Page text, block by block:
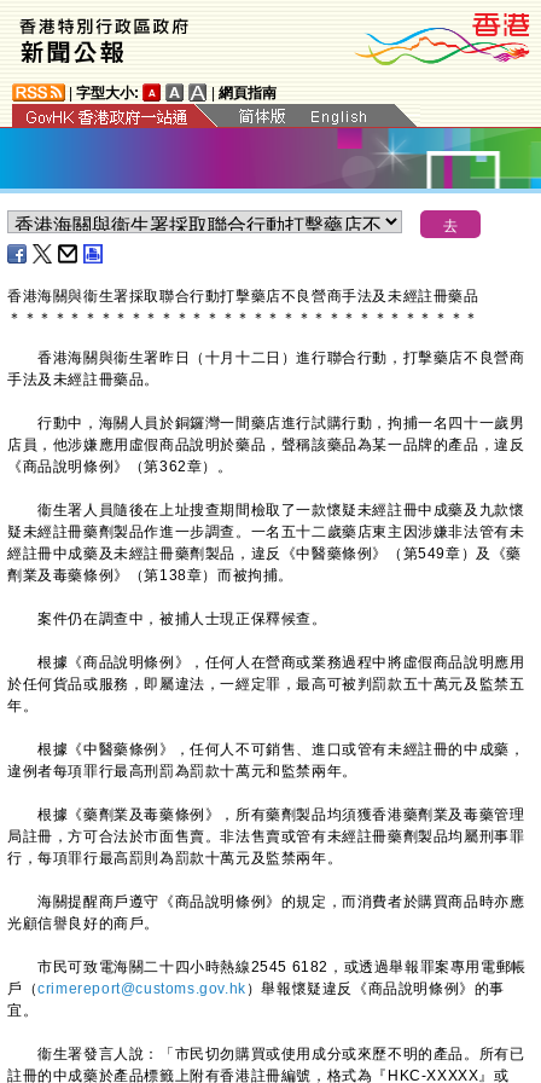
字型大小: 網頁指南
香港海關與衞生署採取聯合行動打擊藥店不良營商手法及未經註冊藥品
＊ ＊ ＊ ＊ ＊ ＊ ＊ ＊ ＊ ＊ ＊ ＊ ＊ ＊ ＊ ＊ ＊ ＊ ＊ ＊ ＊ ＊ ＊ ＊ ＊ ＊ ＊ ＊ ＊ ＊ ＊
香港海關與衞生署昨日（十月十二日）進行聯合行動，打擊藥店不良營商
手法及未經註冊藥品。
行動中，海關人員於銅鑼灣一間藥店進行試購行動，拘捕一名四十一歲男
店員，他涉嫌應用虛假商品說明於藥品，聲稱該藥品為某一品牌的產品，違反
《商品說明條例》（第362章）。
衞生署人員隨後在上址搜查期間檢取了一款懷疑未經註冊中成藥及九款懷
疑未經註冊藥劑製品作進一步調查。一名五十二歲藥店東主因涉嫌非法管有未
經註冊中成藥及未經註冊藥劑製品，違反《中醫藥條例》（第549章）及《藥
劑業及毒藥條例》（第138章）而被拘捕。
案件仍在調查中，被捕人士現正保釋候查。
根據《商品說明條例》，任何人在營商或業務過程中將虛假商品說明應用
於任何貨品或服務，即屬違法，一經定罪，最高可被判罰款五十萬元及監禁五
年。
根據《中醫藥條例》，任何人不可銷售、進口或管有未經註冊的中成藥，
違例者每項罪行最高刑罰為罰款十萬元和監禁兩年。
根據《藥劑業及毒藥條例》，所有藥劑製品均須獲香港藥劑業及毒藥管理
局註冊，方可合法於市面售賣。非法售賣或管有未經註冊藥劑製品均屬刑事罪
行，每項罪行最高罰則為罰款十萬元及監禁兩年。
海關提醒商戶遵守《商品說明條例》的規定，而消費者於購買商品時亦應
光顧信譽良好的商戶。
市民可致電海關二十四小時熱線2545 6182，或透過舉報罪案專用電郵帳
戶（crimereport@customs.gov.hk ）舉報懷疑違反《商品說明條例》的事
宜。
衞生署發言人說：「市民切勿購買或使用成分或來歷不明的產品。所有已
註冊的中成藥於產品標籤上附有香港註冊編號，格式為『HKC-XXXXX』或